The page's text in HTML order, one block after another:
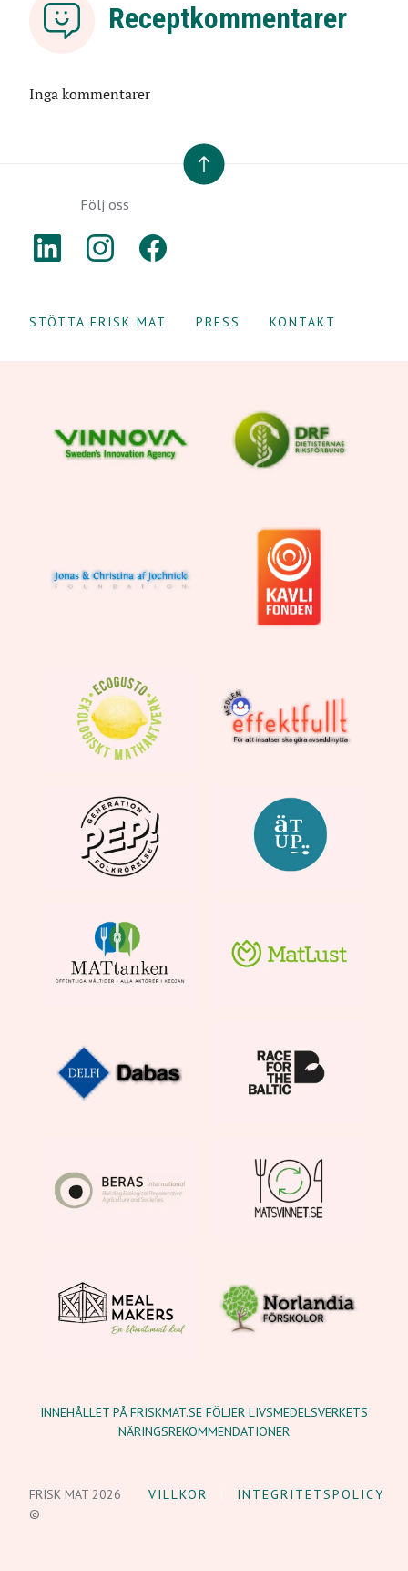
Receptkommentarer
Inga kommentarer
TILL TOPPEN
Följ oss
LINKEDININSTAGRAM
STÖTTA FRISK MAT PRESS KONTAKT
INNEHÅLLET PÅ FRISKMAT.SE FÖLJER LIVSMEDELSVERKETS
NÄRINGSREKOMMENDATIONER
FRISK MAT 2026
©
VILLKOR INTEGRITETSPOLICY